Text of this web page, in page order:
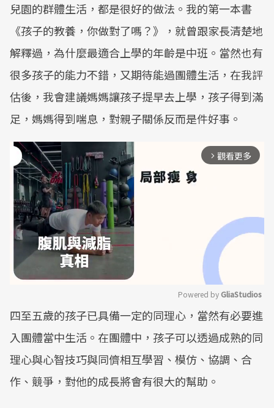
兒園的群體生活，都是很好的做法。我的第一本書
《孩子的教養，你做對了嗎？》，就曾跟家長清楚地
解釋過，為什麼最適合上學的年齡是中班。當然也有
很多孩子的能力不錯，又期待能過團體生活，在我評
估後，我會建議媽媽讓孩子提早去上學，孩子得到滿
足，媽媽得到喘息，對親子關係反而是件好事。
arrow_forward_ios 觀看更多
Mute
Powered by GliaStudios
四至五歲的孩子已具備一定的同理心，當然有必要進
入團體當中生活。在團體中，孩子可以透過成熟的同
理心與心智技巧與同儕相互學習、模仿、協調、合
作、競爭，對他的成長將會有很大的幫助。